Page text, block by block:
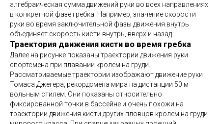
алгебраическая сумма движений руки во всех направлениях
в конкретной фазе гребка. Например, значение скорости
руки во время заключительной фазы движения внутрь
объединяет скорость кисти внутрь, вверх и назад.
Траектория движения кисти во время гребка
Далее на рисунке показаны траектории движения руки
спортсмена при плавании кролем на груди.
Рассматриваемые траектории изображают движение руки
Томаса Джегера, рекордсмена мира на дистанции 50 м
вольным стилем. Они показаны относительно
фиксированной точки в бассейне и очень похожи на
траектории движения кисти других пловцов кролем на груди